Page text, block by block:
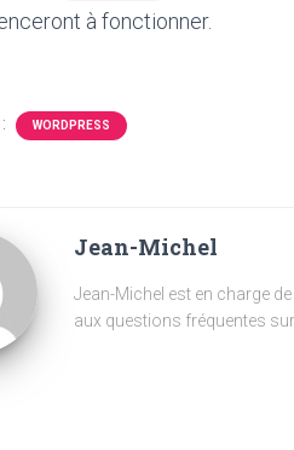
à fonctionner.
WORDPRESS
Jean-Michel
Jean-Michel est en charge
aux questions fréquentes